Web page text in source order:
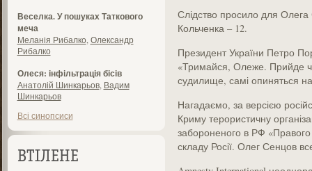
Веселка. У пошуках Таткового
меча
Меланія Рибалко Олександр
Рибалко
Олеся: інфільтрація бісів
Анатолій Шинкарьов, Вадим
Шинкарьов
Всі синопсиси
ВТІЛЕНЕ
Слідство просило для
Кольченка – 12.
Президент України Петро
«Тримайся, Олеже. Прийде
судилище, самі опиняться
Нагадаємо, за версією
Криму терористичну
забороненого в РФ «Правого
складу Росії. Олег Сенцов